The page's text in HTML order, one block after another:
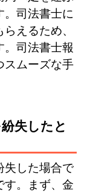
。司法書士に
えるため、
。司法書士報
スムーズな手
失したと
失した場合で
す。まず、金